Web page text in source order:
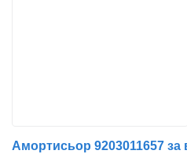
Амортисьор 9203011657 за